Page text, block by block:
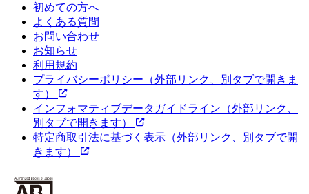
初めての方へ
よくある質問
お問い合わせ
お知らせ
利用規約
プライバシーポリシー （外部リンク、別タブで開きま
す）
インフォマティブデータガイドライン （外部リンク、
別タブで開きます）
特定商取引法に基づく表示 （外部リンク、別タブで開
きます）